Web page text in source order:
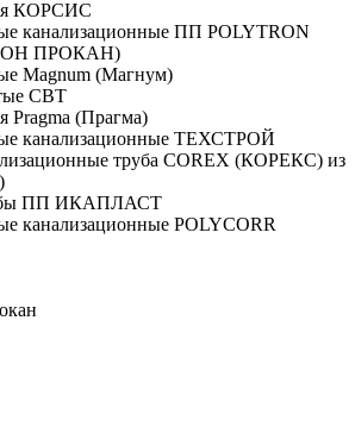
КОРСИС
канализационные ПП POLYTRON
ПРОКАН)
Magnum (Магнум)
СВТ
Pragma (Прагма)
канализационные ТЕХСТРОЙ
труба COREX (КОРЕКС) из
ПП ИКАПЛАСТ
канализационные POLYCORR